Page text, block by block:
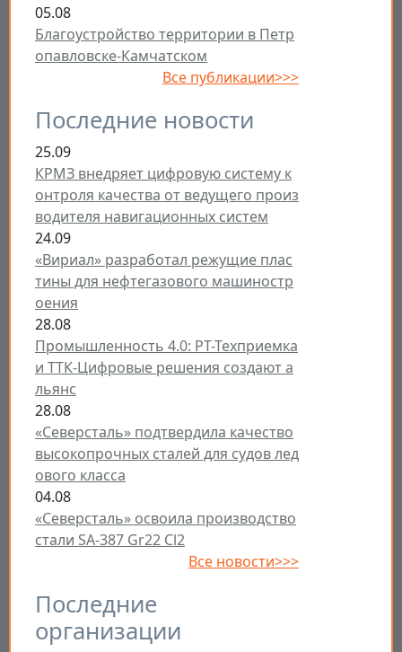
05.08
Благоустройство территории в Петр
опавловске-Камчатском
Все публикации>>>
Последние новости
25.09
КРМЗ внедряет цифровую систему к
онтроля качества от ведущего произ
водителя навигационных систем
24.09
«Вириал» разработал режущие плас
тины для нефтегазового машиностр
оения
28.08
Промышленность 4.0: РТ-Техприемка
и ТТК-Цифровые решения создают а
льянс
28.08
«Северсталь» подтвердила качество
высокопрочных сталей для судов лед
ового класса
04.08
«Северсталь» освоила производство
стали SA-387 Gr22 Cl2
Все новости>>>
Последние
организации